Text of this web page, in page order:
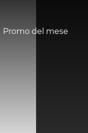
Promo del mese